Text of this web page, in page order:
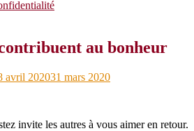
au bonheur
avril 202031 mars 2020
invite les autres à vous aimer en retour.